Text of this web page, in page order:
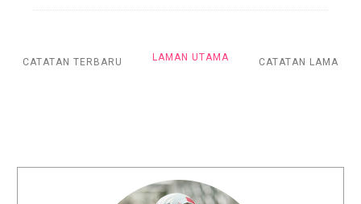
CATATAN TERBARU CATATAN LAMA
LAMAN UTAMA